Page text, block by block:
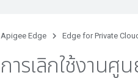
Apigee Edge Edge for Private
การเลิกใช้งานศู